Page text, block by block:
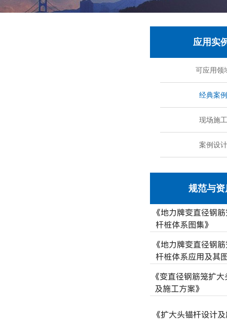
应用实
可应用领
经典案例
现场施工
案例设计
规范与资